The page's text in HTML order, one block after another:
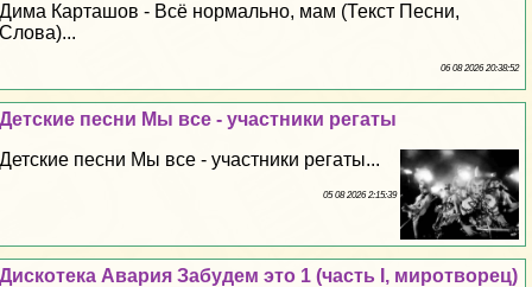
Дима Карташов - Всё нормально, мам (Текст Песни,
Слова)...
06 08 2026 20:38:52
Детские песни Мы все - участники регаты
Детские песни Мы все - участники регаты...
05 08 2026 2:15:39
Дискотека Авария Забудем это 1 (часть I, миротворец)